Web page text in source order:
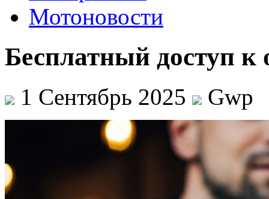
Мотоновости
Бесплатный доступ к
1 Сентябрь 2025 Gwp